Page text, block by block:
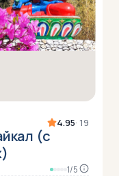
4.95· 19
(с
1/5